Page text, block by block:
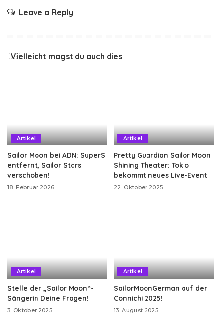
Leave a Reply
Vielleicht magst du auch dies
Artikel
Sailor Moon bei ADN: SuperS
entfernt, Sailor Stars
verschoben!
18. Februar 2026
Artikel
Pretty Guardian Sailor Moon
Shining Theater: Tokio
bekommt neues Live-Event
22. Oktober 2025
Artikel
Stelle der „Sailor Moon“-
Sängerin Deine Fragen!
3. Oktober 2025
Artikel
SailorMoonGerman auf der
Connichi 2025!
13. August 2025